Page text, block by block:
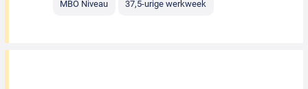
MBO Niveau 37,5-urige werkweek